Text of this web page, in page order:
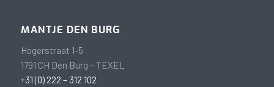
MANTJE DEN BURG
Hogerstraat 1-5
1791 CH Den Burg – TEXEL
+31 (0) 222 – 312 102